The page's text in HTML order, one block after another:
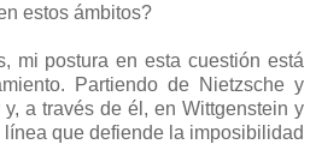
estos ámbitos?
mi postura en esta cuestión está
Partiendo de Nietzsche y
a través de él, en Wittgenstein y
que defiende la imposibilidad